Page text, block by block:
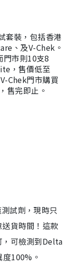
套裝，包括香港
、及V-Chek。
門市則10支8
，售價低至
Chek門市購買
售完即止。
試劑，現時只
貨時間！這款
，可檢測到Delta
100%。